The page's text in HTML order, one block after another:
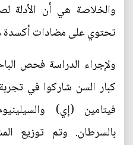
والخلاصة هي أن الأدلة
تحتوي على مضادات
كبار السن شاركوا في
فيتامين (إي)
بالسرطان. وتم توزيع